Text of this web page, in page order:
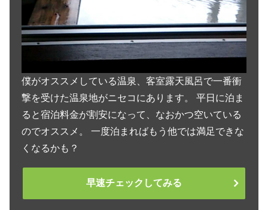
僕がオススメしている温泉、客室露天風呂で一番衝
撃を受けた温泉地がニセコにあります。 平日に泊ま
ると宿泊料金が割安になって、なおかつ空いている
のでオススメ。 一度泊まればもう他では満足できな
くなるかも？
早速チェックしてみる